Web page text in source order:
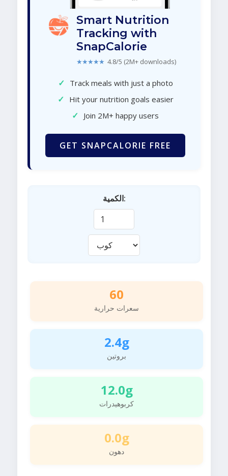
Smart Nutrition
Tracking with
SnapCalorie
★★★★★ 4.8/5 (2M+ downloads)
✓ Track meals with just a photo
✓ Hit your nutrition goals easier
✓ Join 2M+ happy users
GET SNAPCALORIE FREE
الكمية:
60
سعرات حرارية
2.4g
بروتين
12.0g
كربوهيدرات
0.0g
دهون